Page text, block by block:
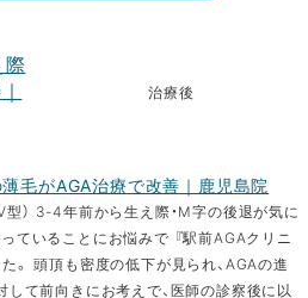
治療後
薄毛がAGA治療で改善｜鹿児島院
） 3-4年前から生え際・M字の後退が気に
ていることにお悩みで 『駅前AGAクリニ
。 頭頂も密度の低下が見られ、AGAの進
て前向きにお考えで、医師の診察後に以